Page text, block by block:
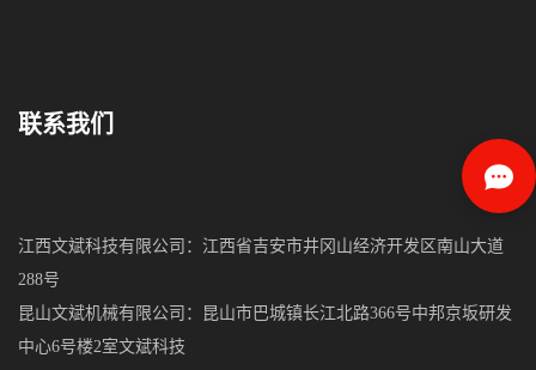
联系我们
江西文斌科技有限公司：江西省吉安市井冈山经济开发区南山大道
288号
昆山文斌机械有限公司：昆山市巴城镇长江北路366号中邦京坂研发
中心6号楼2室文斌科技